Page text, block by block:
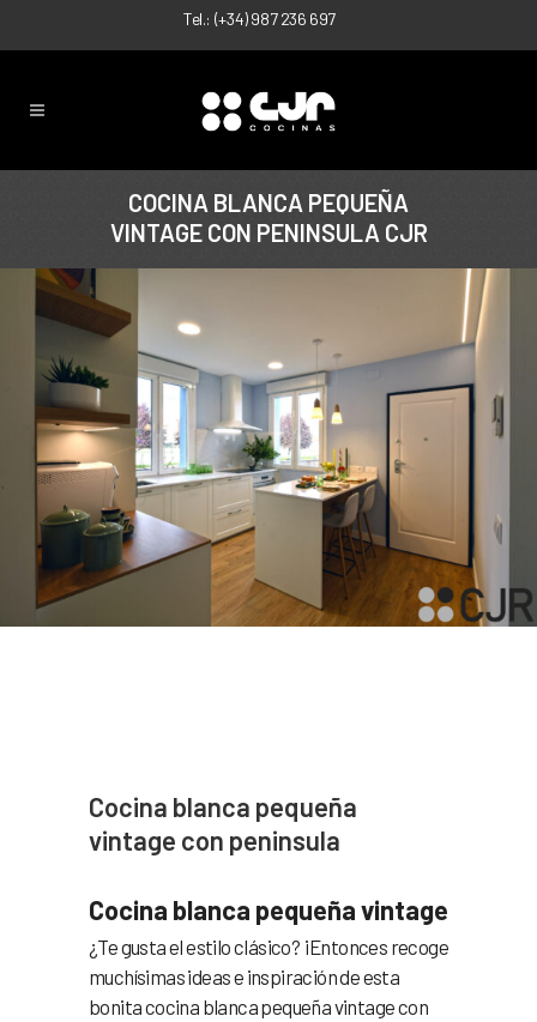
Tel.: (+34) 987 236 697
COCINA BLANCA PEQUEÑA
VINTAGE CON PENINSULA CJR
Cocina blanca pequeña
vintage con peninsula
Cocina blanca pequeña vintage
¿Te gusta el estilo clásico? ¡Entonces recoge
muchísimas ideas e inspiración de esta
bonita cocina blanca pequeña vintage con